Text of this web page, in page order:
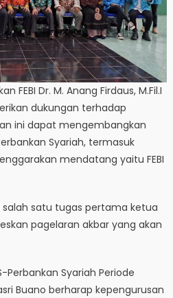
FEBI Dr. M. Anang Firdaus, M.Fil.I
dukungan terhadap
ini dapat mengembangkan
Syariah, termasuk
mendatang yaitu FEBI
satu tugas pertama ketua
pagelaran akbar yang akan
Perbankan Syariah Periode
Buano berharap kepengurusan